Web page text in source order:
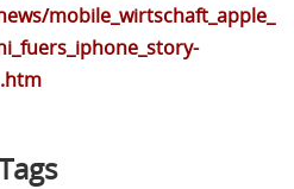
mobile_wirtschaft_apple_